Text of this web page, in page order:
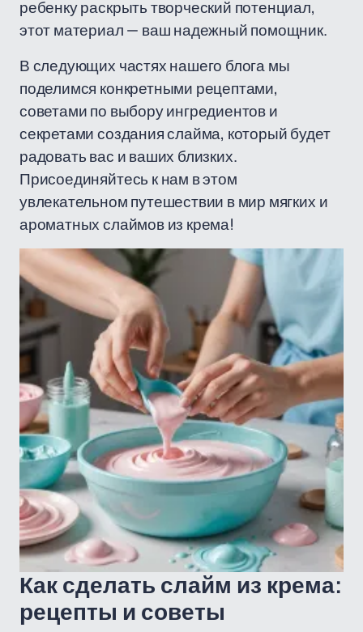
ребенку раскрыть творческий потенциал,
этот материал — ваш надежный помощник.
В следующих частях нашего блога мы
поделимся конкретными рецептами,
советами по выбору ингредиентов и
секретами создания слайма, который будет
радовать вас и ваших близких.
Присоединяйтесь к нам в этом
увлекательном путешествии в мир мягких и
ароматных слаймов из крема!
Как сделать слайм из крема:
рецепты и советы